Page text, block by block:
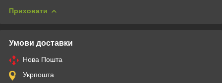
Приховати
Умови доставки
Нова Пошта
Укрпошта